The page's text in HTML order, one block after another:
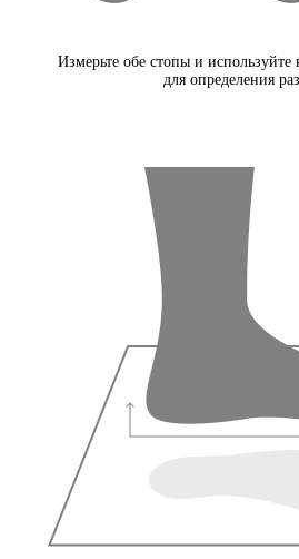
Измерьте обе стопы и используйте
для определения